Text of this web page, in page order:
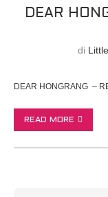
DEAR
di
DEAR HONGRANG –
READ MORE